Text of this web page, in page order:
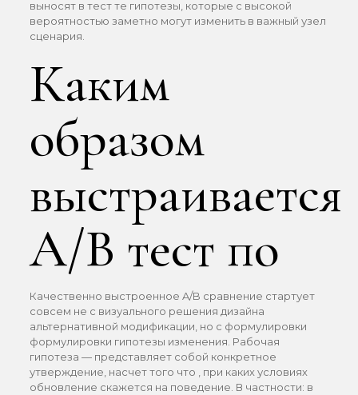
выносят в тест те гипотезы, которые с высокой
вероятностью заметно могут изменить в важный узел
сценария.
Каким
образом
выстраивается
A/B тест по
Качественно выстроенное A/B сравнение стартует
совсем не с визуального решения дизайна
альтернативной модификации, но с формулировки
формулировки гипотезы изменения. Рабочая
гипотеза — представляет собой конкретное
утверждение, насчет того что , при каких условиях
обновление скажетcя на поведение. В частности: в